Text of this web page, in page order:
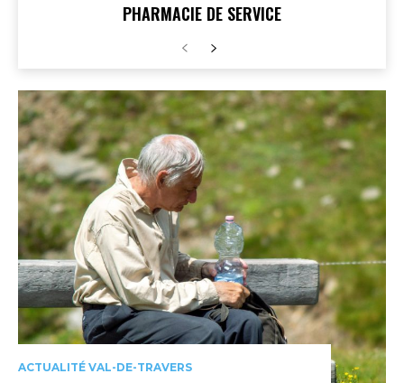
PHARMACIE DE SERVICE
ACTUALITÉ VAL-DE-TRAVERS